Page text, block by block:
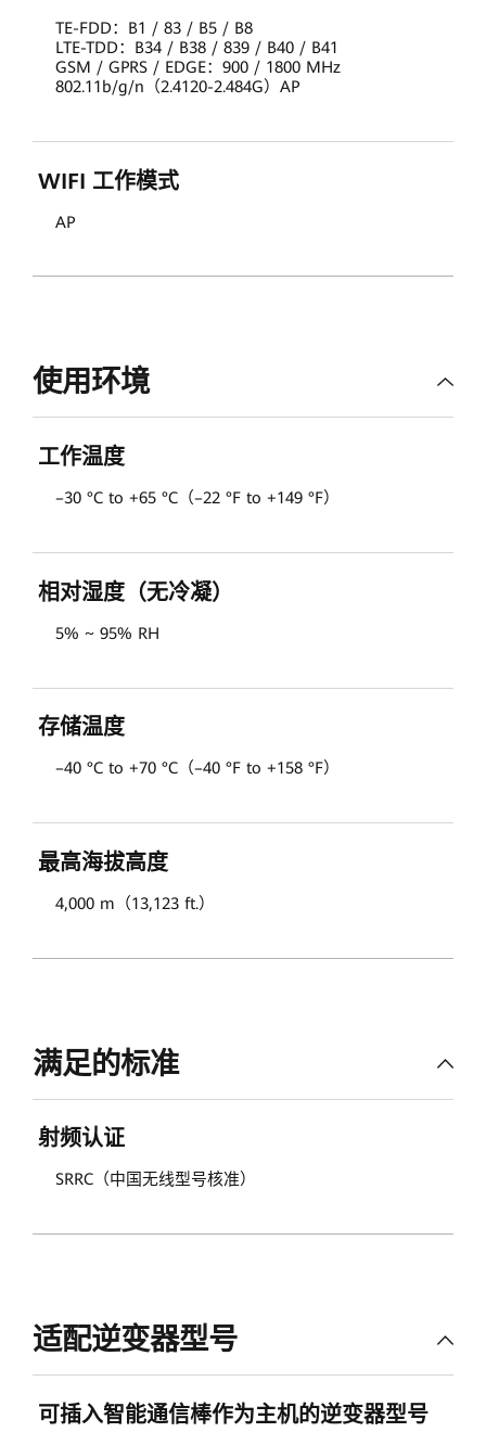
TE-FDD：B1 / 83 / B5 / B8
LTE-TDD：B34 / B38 / 839 / B40 / B41
GSM / GPRS / EDGE：900 / 1800 MHz
802.11b/g/n（2.4120-2.484G）AP
WIFI 工作模式
AP
使用环境
工作温度
–30 °C to +65 °C（–22 °F to +149 °F）
相对湿度（无冷凝）
5% ~ 95% RH
存储温度
–40 °C to +70 °C（–40 °F to +158 °F）
最高海拔高度
4,000 m（13,123 ft.）
满足的标准
射频认证
SRRC（中国无线型号核准）
适配逆变器型号
可插入智能通信棒作为主机的逆变器型号